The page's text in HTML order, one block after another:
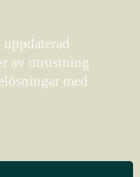
av utrustning
med